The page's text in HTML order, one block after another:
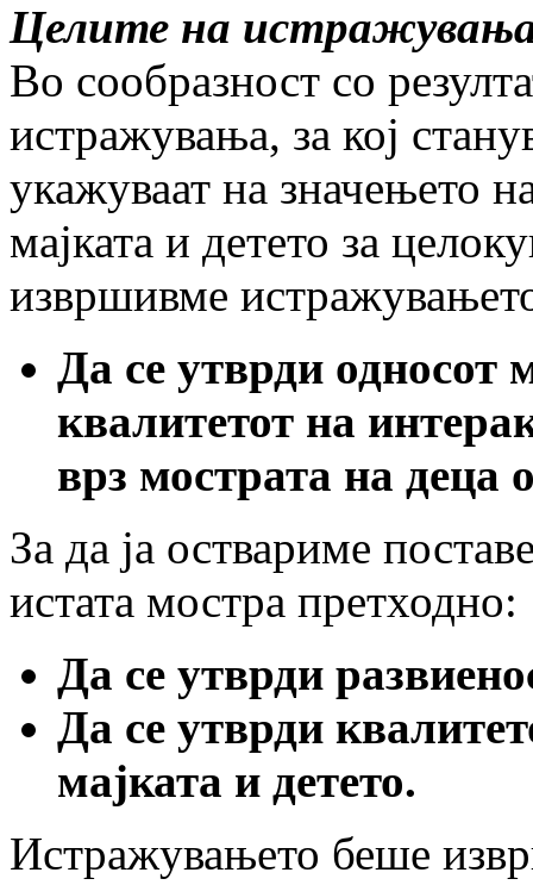
Целите на
Во сообразност со
истражувања, за кој
укажуваат на значењето
мајката и детето за
извршивме
Да се утврди односот
квалитетот на
врз мострата на деца
За да ја оствариме
истата мостра претходно:
Да се утврди
Да се утврди
мајката и детето.
Истражувањето беше